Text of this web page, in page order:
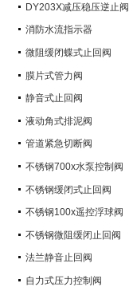
DY203X减压稳压逆止阀
消防水流指示器
微阻缓闭蝶式止回阀
膜片式管力阀
静音式止回阀
液动角式排泥阀
管道紧急切断阀
不锈钢700x水泵控制阀
不锈钢缓闭式止回阀
不锈钢100x遥控浮球阀
不锈钢微阻缓闭止回阀
法兰静音止回阀
自力式压力控制阀